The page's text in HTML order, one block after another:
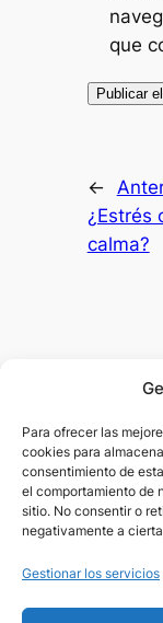
Para ofrecer las
cookies para
consentimiento de
el comportamiento de
sitio. No consentir o
negativamente a
Gestionar los servicios
que
←
¿Estrés
calma?
Cuidadora de
alrededores
Inicio
Sobre mí